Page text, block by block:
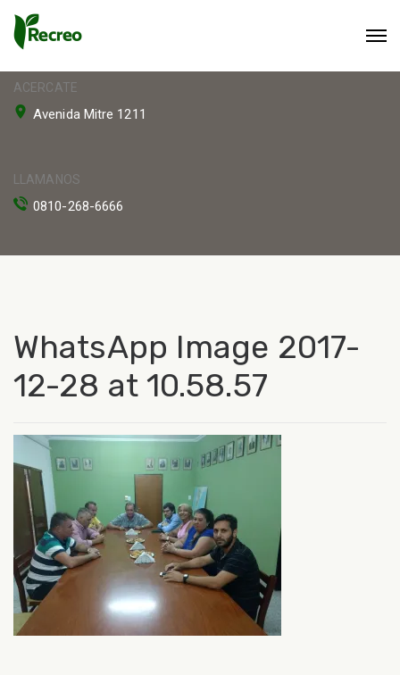
ACERCATE
Avenida Mitre 1211
LLAMANOS
0810-268-6666
WhatsApp Image 2017-
12-28 at 10.58.57